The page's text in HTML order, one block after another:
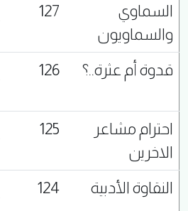
السماوي
والسماويون
127
قدوة أم عثرة..؟
126
احترام مشاعر
الاخرين
125
النقاوة الأدبية
124